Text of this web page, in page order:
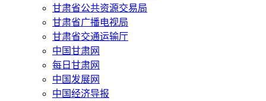
甘肃省公共资源交易局
甘肃省广播电视局
甘肃省交通运输厅
中国甘肃网
每日甘肃网
中国发展网
中国经济导报